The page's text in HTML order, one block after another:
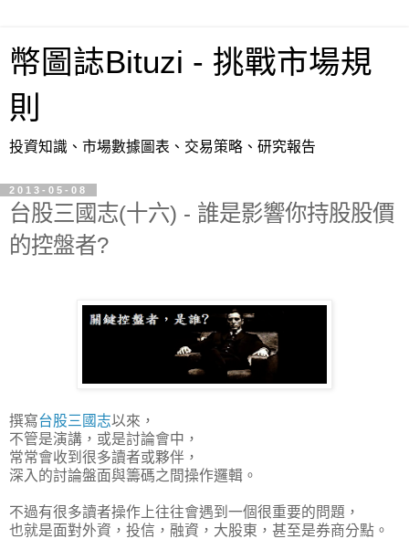
幣圖誌Bituzi - 挑戰市場規
則
投資知識、市場數據圖表、交易策略、研究報告
2013-05-08
台股三國志(十六) - 誰是影響你持股股價
的控盤者?
撰寫台股三國志以來，
不管是演講，或是討論會中，
常常會收到很多讀者或夥伴，
深入的討論盤面與籌碼之間操作邏輯。
不過有很多讀者操作上往往會遇到一個很重要的問題，
也就是面對外資，投信，融資，大股東，甚至是券商分點。